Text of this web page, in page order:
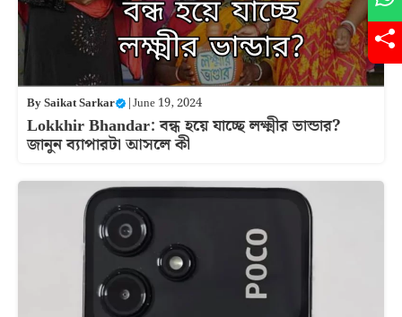
BySaikat Sarkar |June 19, 2024
Lokkhir Bhandar: বন্ধ হয়ে যাচ্ছে লক্ষ্মীর ভান্ডার?
জানুন ব্যাপারটা আসলে কী